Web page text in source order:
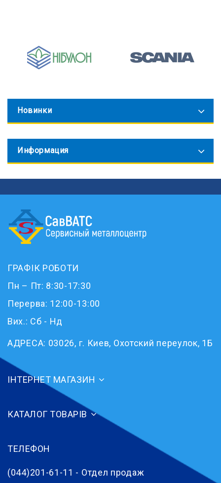
Новинки
Информация
ГРАФІК РОБОТИ
Пн – Пт: 8:30-17:30
Перерва: 12:00-13:00
Вих.: Сб - Нд
АДРЕСА: 03026, г. Киев, Охотский переулок, 1Б
ІНТЕРНЕТ МАГАЗИН
КАТАЛОГ ТОВАРІВ
ТЕЛЕФОН
(044)201-61-11 - Отдел продаж